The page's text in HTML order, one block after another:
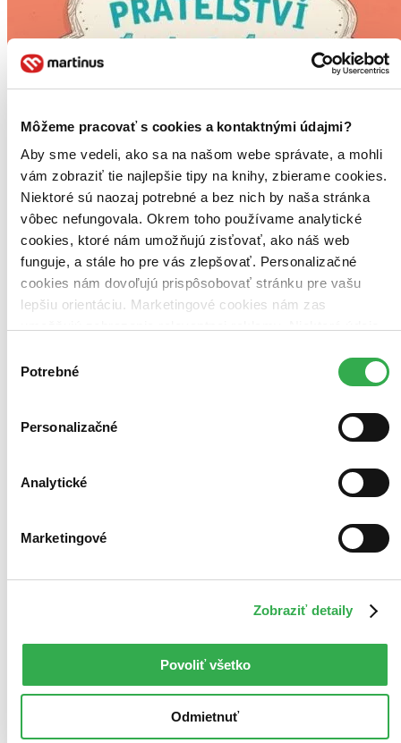
Môžeme pracovať s cookies a kontaktnými údajmi?
Aby sme vedeli, ako sa na našom webe správate, a mohli
vám zobraziť tie najlepšie tipy na knihy, zbierame cookies.
Niektoré sú naozaj potrebné a bez nich by naša stránka
vôbec nefungovala. Okrem toho používame analytické
cookies, ktoré nám umožňujú zisťovať, ako náš web
funguje, a stále ho pre vás zlepšovať. Personalizačné
cookies nám dovoľujú prispôsobovať stránku pre vašu
lepšiu orientáciu. Marketingové cookies nám zas
keby sme mohli používať všetky tieto cookies. Ďakujeme!
súhlasu
Potrebné
Personalizačné
Analytické
Marketingové
Zobraziť detaily
Povoliť všetko
Odmietnuť
CZ
Pekárna Cukr a koření otevírá už zítra! A desetiletá Hannah už se
ni a hlavně pro její mámu znamená… Obě milují pečení. Kvůli
mámině snu se ale musely přestěhovat a Hannah musela změnit...